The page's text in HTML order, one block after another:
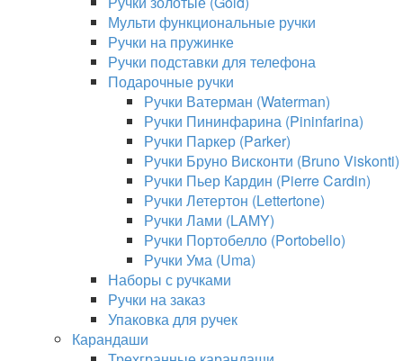
Мульти функциональные ручки
Ручки на пружинке
Ручки подставки для телефона
Подарочные ручки
Ручки Ватерман (Waterman)
Ручки Пининфарина (Pininfarina)
Ручки Паркер (Parker)
Ручки Бруно Висконти (Bruno Viskonti)
Ручки Пьер Кардин (Pierre Cardin)
Ручки Летертон (Lettertone)
Ручки Лами (LAMY)
Ручки Портобелло (Portobello)
Ручки Ума (Uma)
Наборы с ручками
Ручки на заказ
Упаковка для ручек
Карандаши